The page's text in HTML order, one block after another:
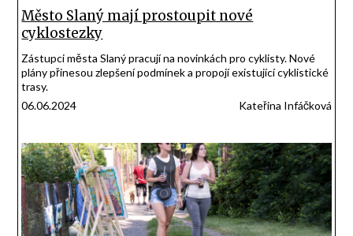
Město Slaný mají prostoupit nové
cyklostezky
Zástupci města Slaný pracují na novinkách pro cyklisty. Nové
plány přinesou zlepšení podmínek a propojí existující cyklistické
trasy.
06.06.2024
Kateřina Infáčková